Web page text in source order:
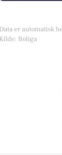
Data er automatisk
Kilde: Boliga